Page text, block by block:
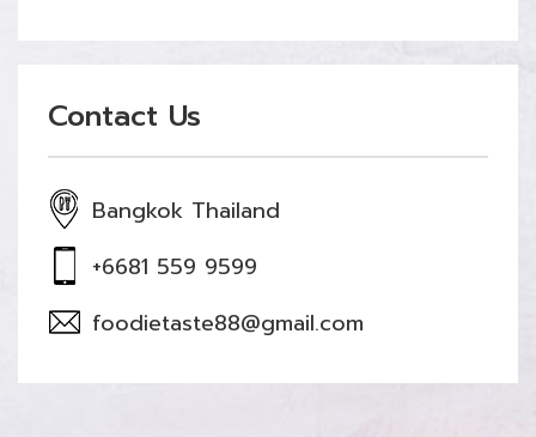
Contact Us
Bangkok Thailand
+6681 559 9599
foodietaste88@gmail.com